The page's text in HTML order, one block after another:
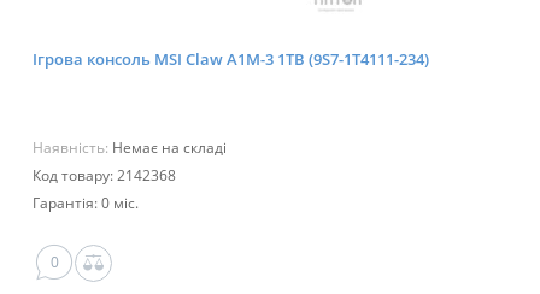
Ігрова консоль MSI Claw A1M-3 1TB (9S7-1T4111-234)
Наявність: Немає на складі
Код товару: 2142368
Гарантія: 0 міс.
0